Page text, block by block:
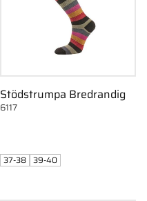
Stödstrumpa Bredrandig
6117
37-38 39-40